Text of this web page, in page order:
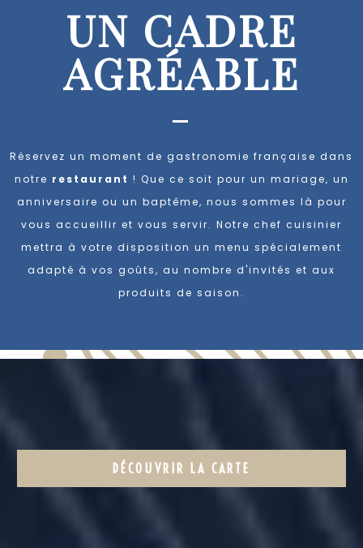
UN CADRE
AGRÉABLE
-
Réservez un moment de gastronomie française dans
notre restaurant ! Que ce soit pour un mariage, un
anniversaire ou un baptême, nous sommes là pour
vous accueillir et vous servir. Notre chef cuisinier
mettra à votre disposition un menu spécialement
adapté à vos goûts, au nombre d'invités et aux
produits de saison.
DÉCOUVRIR LA CARTE